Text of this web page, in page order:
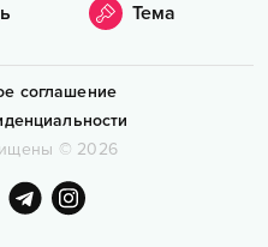
Тема
соглашение
© 2026